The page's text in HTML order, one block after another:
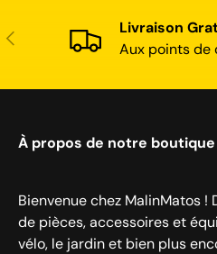
Précédent
Livraison
Aux points de
À propos de notre boutique
Bienvenue chez MalinMatos
de pièces, accessoires et
vélo, le jardin et bien plus